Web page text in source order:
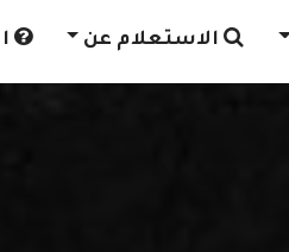
الاستعلام عن